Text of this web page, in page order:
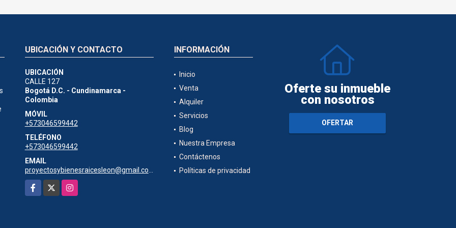
UBICACIÓN Y CONTACTO
UBICACIÓN
CALLE 127
Bogotá D.C. - Cundinamarca -
Colombia
MÓVIL
+573046599442
TELÉFONO
+573046599442
EMAIL
proyectosybienesraicesleon@gmail.com
Facebook
Instagram
INFORMACIÓN
Inicio
Venta
Alquiler
Servicios
Blog
Nuestra Empresa
Contáctenos
Políticas de privacidad
Oferte su inmueble
con nosotros
OFERTAR